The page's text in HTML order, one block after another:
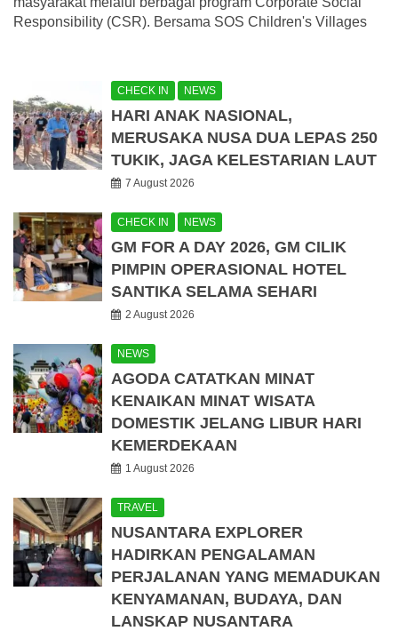
Responsibility (CSR). Bersama SOS Children's Villages
CHECK IN NEWS
HARI ANAK NASIONAL,
MERUSAKA NUSA DUA LEPAS 250
TUKIK, JAGA KELESTARIAN LAUT
7 August 2026
CHECK IN NEWS
GM FOR A DAY 2026, GM CILIK
PIMPIN OPERASIONAL HOTEL
SANTIKA SELAMA SEHARI
2 August 2026
NEWS
AGODA CATATKAN MINAT
KENAIKAN MINAT WISATA
DOMESTIK JELANG LIBUR HARI
KEMERDEKAAN
1 August 2026
TRAVEL
NUSANTARA EXPLORER
HADIRKAN PENGALAMAN
PERJALANAN YANG MEMADUKAN
KENYAMANAN, BUDAYA, DAN
LANSKAP NUSANTARA